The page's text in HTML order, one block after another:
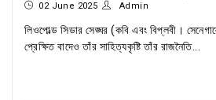
02 June 2025 Admin
লিওপোল্ড সিডার সেঙ্ঘর (কবি এবং বিপ্লবী।
প্রেক্ষিত বাদেও তাঁর সাহিত্যকৃষ্টি তাঁর রাজনৈতি...